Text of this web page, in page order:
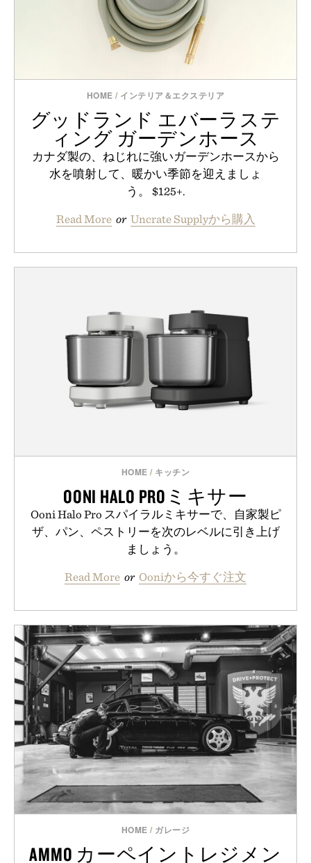
HOME / インテリア＆エクステリア
グッドランド エバーラステ
ィング ガーデンホース
カナダ製の、ねじれに強いガーデンホースから
水を噴射して、暖かい季節を迎えましょ
う。 $125+.
Read More or Uncrate Supplyから購入
HOME / キッチン
OONI HALO PROミキサー
Ooni Halo Pro スパイラルミキサーで、自家製ピ
ザ、パン、ペストリーを次のレベルに引き上げ
ましょう。
Read More or Ooniから今すぐ注文
HOME / ガレージ
AMMO カーペイントレジメン